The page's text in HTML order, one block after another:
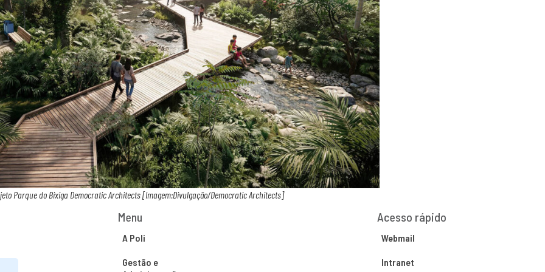
Parque do Bixiga Democratic Architects [Imagem:Divulgação/Democratic Architects]
Menu
A Poli
Gestão e
Acesso rápido
Webmail
Intranet